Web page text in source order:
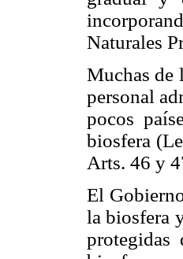
Naturales
Muchas de
personal
pocos
biosfera
Arts. 46 y
El
la biosfera
protegidas